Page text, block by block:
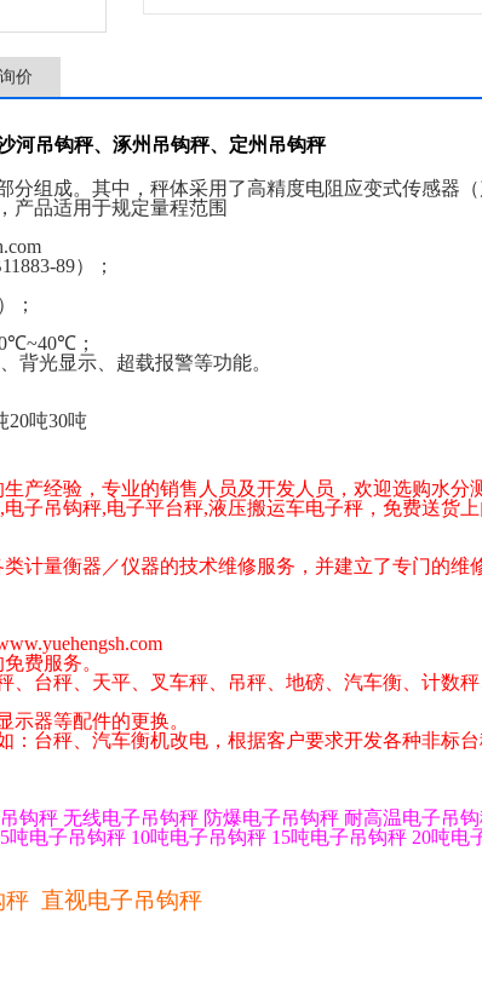
价
河吊钩秤、涿州吊钩秤、定州吊钩秤
分组成。其中，秤体采用了高精度电阻应变式传感器
产品适用于规定量程范围
89）；
；
~40℃ ；
背光显示、超载报警等功能。
20吨30吨
产经验，专业的销售人员及开发人员，欢迎选购水分
,电子吊钩秤,电子平台秤,液压搬运车电子秤 ，免费送货
量衡器／仪器的技术维修服务，并建立了专门的维
费服务。
、台秤、天平、叉车秤、吊秤、地磅、汽车衡、计数
示器等配件的更换。
：台秤、汽车衡机改电，根据客户要求开发各种非标台
钩秤 无线电子吊钩秤 防爆电子吊钩秤 耐高温电子吊
5吨电子吊钩秤 10吨电子吊钩秤 15吨电子吊钩秤 20吨电
秤 直视电子吊钩秤